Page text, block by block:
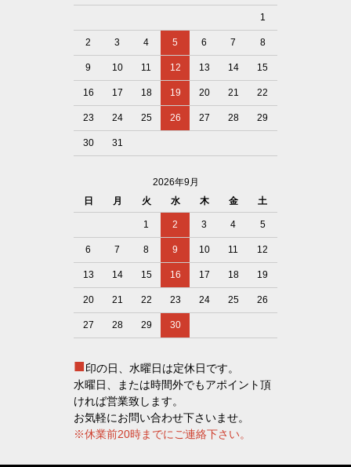
1
2 3 4 5 6 7 8
9 10 11 12 13 14 15
16 17 18 19 20 21 22
23 24 25 26 27 28 29
30 31
2026年9月
日
月 火 水 木 金 土
1 2 3 4 5
6 7 8 9 10 11 12
13 14 15 16 17 18 19
20 21 22 23 24 25 26
27 28 29 30
■印の日、水曜日は定休日です。
水曜日、または時間外でもアポイント頂
ければ営業致します。
お気軽にお問い合わせ下さいませ。
※休業前20時までにご連絡下さい。